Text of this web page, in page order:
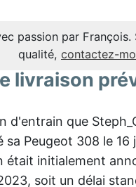
passion par François.
qualité, contactez-
livraison
d'entrain que
sa Peugeot 308 le 16
était initialement
soit un délai